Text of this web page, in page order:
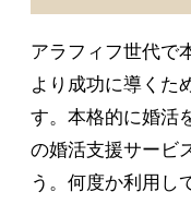
アラフィフ世代で
より成功に導くた
す。本格的に婚活
の婚活支援サービ
う。何度か利用し